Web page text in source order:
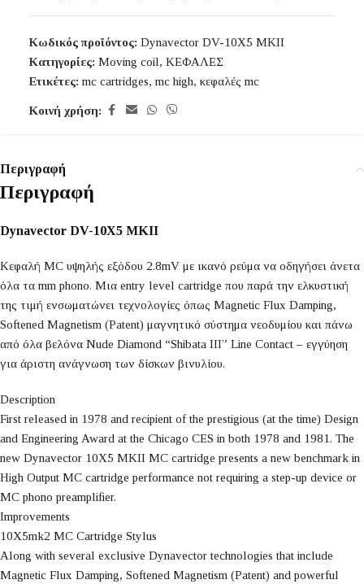
Κωδικός προϊόντος: Dynavector DV-10X5 MKII
Κατηγορίες: Moving coil, ΚΕΦΑΛΕΣ
Ετικέτες: mc cartridges, mc high, κεφαλές mc
Κοινή χρήση:
Περιγραφή
Περιγραφή
Dynavector DV-10X5 MKII
Κεφαλή MC υψηλής εξόδου 2.8mV με ικανό ρεύμα να οδηγήσει άνετα
όλα τα mm phono. Μια entry level cartridge που παρά την ελκυστική
της τιμή ενσωματώνει τεχνολογίες όπως Magnetic Flux Damping,
Softened Magnetism (Patent) μαγνητικό σύστημα νεοδυμίου και πάνω
από όλα βελόνα Nude Diamond “Shibata III” Line Contact – εγγύηση
για άριστη ανάγνωση των δίσκων βινυλίου.
Description
First released in 1978 and recipient of the prestigious (at the time) Design
and Engineering Award at the Chicago CES in both 1978 and 1981. The
new Dynavector 10X5 MKII MC cartridge presents a new benchmark in
High Output MC cartridge performance not requiring a step-up device or
MC phono preamplifier.
Improvements
10X5mk2 MC Cartridge Stylus
Along with several exclusive Dynavector technologies that include
Magnetic Flux Damping, Softened Magnetism (Patent) and powerful